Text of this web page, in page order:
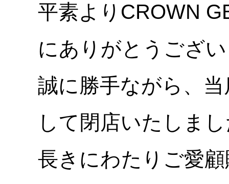
平素よりCROWN
にありがとうござ
誠に勝手ながら、
して閉店いたしま
長きにわたりご愛